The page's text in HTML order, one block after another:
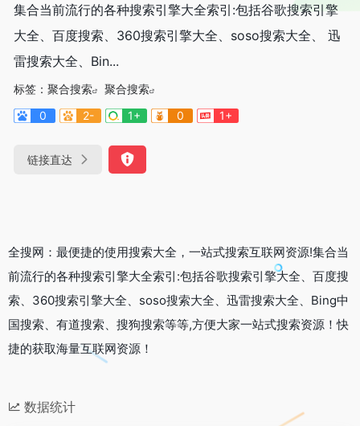
集合当前流行的各种搜索引擎大全索引:包括谷歌搜索引擎
大全、百度搜索、360搜索引擎大全、soso搜索大全、 迅
雷搜索大全、Bin...
标签： 聚合搜索
聚合搜索
0
2- 1+ 0 1+
链接直达
全搜网：最便捷的使用搜索大全，一站式搜索互联网资源!集合当
前流行的各种搜索引擎大全索引:包括谷歌搜索引擎大全、百度搜
索、360搜索引擎大全、soso搜索大全、迅雷搜索大全、Bing中
国搜索、有道搜索、搜狗搜索等等,方便大家一站式搜索资源！快
捷的获取海量互联网资源！
数据统计